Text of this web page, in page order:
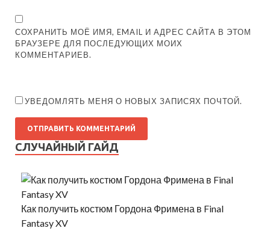
СОХРАНИТЬ МОЁ ИМЯ, EMAIL И АДРЕС САЙТА В ЭТОМ
БРАУЗЕРЕ ДЛЯ ПОСЛЕДУЮЩИХ МОИХ
КОММЕНТАРИЕВ.
УВЕДОМЛЯТЬ МЕНЯ О НОВЫХ ЗАПИСЯХ ПОЧТОЙ.
СЛУЧАЙНЫЙ ГАЙД
Как получить костюм Гордона Фримена в Final
Fantasy XV